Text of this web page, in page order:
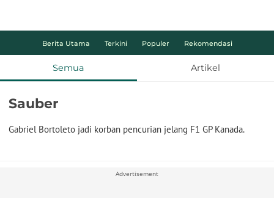
Berita Utama Terkini Populer Rekomendasi
Semua Artikel
Sauber
Gabriel Bortoleto jadi korban pencurian jelang F1 GP Kanada.
Advertisement